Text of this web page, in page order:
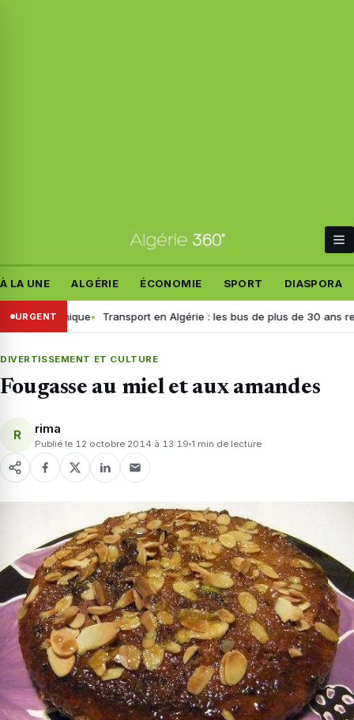
À LA UNE ALGÉRIE ÉCONOMIE SPORT DIASPORA
URGENT
polémique Transport en Algérie : les bus de plus de 30 ans
DIVERTISSEMENT ET CULTURE
Fougasse au miel et aux amandes
R rima
Publié le 12 octobre 2014 à 13:19 1 min de lecture